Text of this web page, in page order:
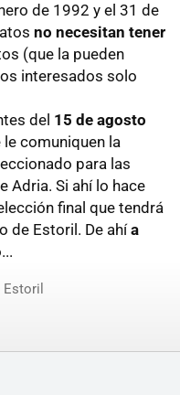
de 1992 y el 31 de
no necesitan tener
(que la pueden
interesados solo
del 15 de agosto
comuniquen la
para las
Adria. Si ahí lo hace
final que tendrá
de Estoril. De ahía
Estoril